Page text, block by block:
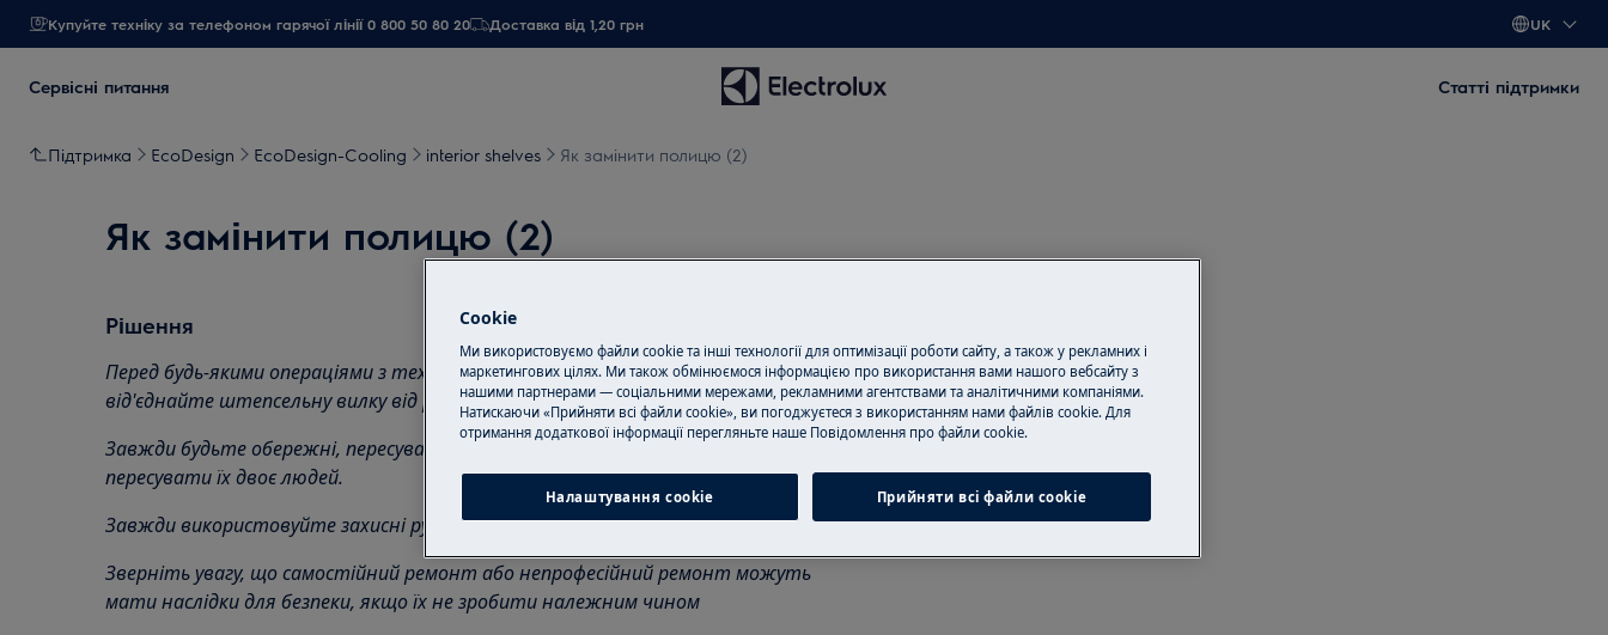
Купуйте техніку за телефоном гарячої лінії 0 800 50 80 20 Доставка від 1,20 грн UK
Сервісні питання Статті підтримки
Підтримка EcoDesign EcoDesign-Cooling interior shelves Як замінити полицю (2)
Як замінити полицю (2)
Рішення
Перед будь-якими операціями з технічного обслуговування вимкніть прилад і
від'єднайте штепсельну вилку відрозетки.
Завжди будьте обережні, пересуваючи прилади, для важких приладів потрібно
пересувати їх двоє людей.
Завжди використовуйте захисні рукавички та закрите взуття.
Зверніть увагу, що самостійний ремонт або непрофесійний ремонт можуть
мати наслідки для безпеки, якщо їх не зробити належним чином
Cookie
Ми використовуємо файли cookie та інші технології для оптимізації роботи сайту, а також у рекламних і
маркетингових цілях. Ми також обмінюємося інформацією про використання вами нашого вебсайту з
нашими партнерами — соціальними мережами, рекламними агентствами та аналітичними компаніями.
Натискаючи «Прийняти всі файли cookie», ви погоджуєтеся з використанням нами файлів cookie. Для
отримання додаткової інформації перегляньте наше Пoвідомлення прo файли cookie.
Налаштування cookie Прийняти всі файли сookie